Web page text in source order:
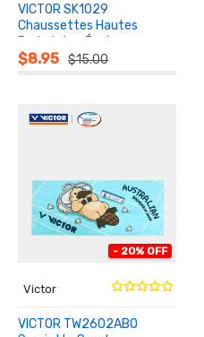
VICTOR SK1029
Chaussettes Hautes
Badminton Équipe
Nationale Thaïlande
$8.95 $15.00
AU
PANIER
- 20% OFF
Victor
VICTOR TW2602ABO